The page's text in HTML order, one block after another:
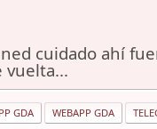
cuidado ahí
vuelta...
GDA WEBAPP GDA